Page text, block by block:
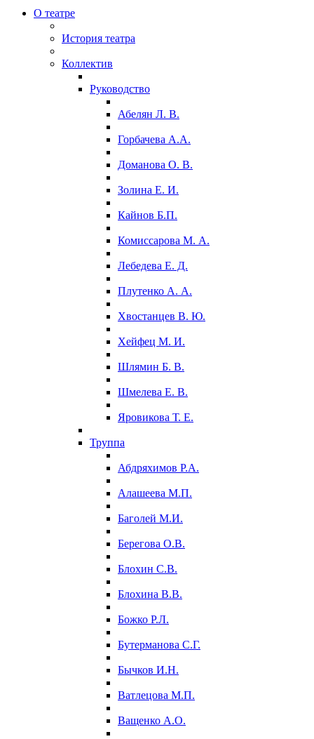
О театре
История театра
Коллектив
Руководство
Абелян Л. В.
Горбачева А.А.
Доманова О. В.
Золина Е. И.
Кайнов Б.П.
Комиссарова М. А.
Лебедева Е. Д.
Плутенко А. А.
Хвостанцев В. Ю.
Хейфец М. И.
Шлямин Б. В.
Шмелева Е. В.
Яровикова Т. Е.
Труппа
Абдряхимов Р.А.
Алашеева М.П.
Баголей М.И.
Берегова О.В.
Блохин С.В.
Блохина В.В.
Божко Р.Л.
Бутерманова С.Г.
Бычков И.Н.
Ватлецова М.П.
Ващенко А.О.